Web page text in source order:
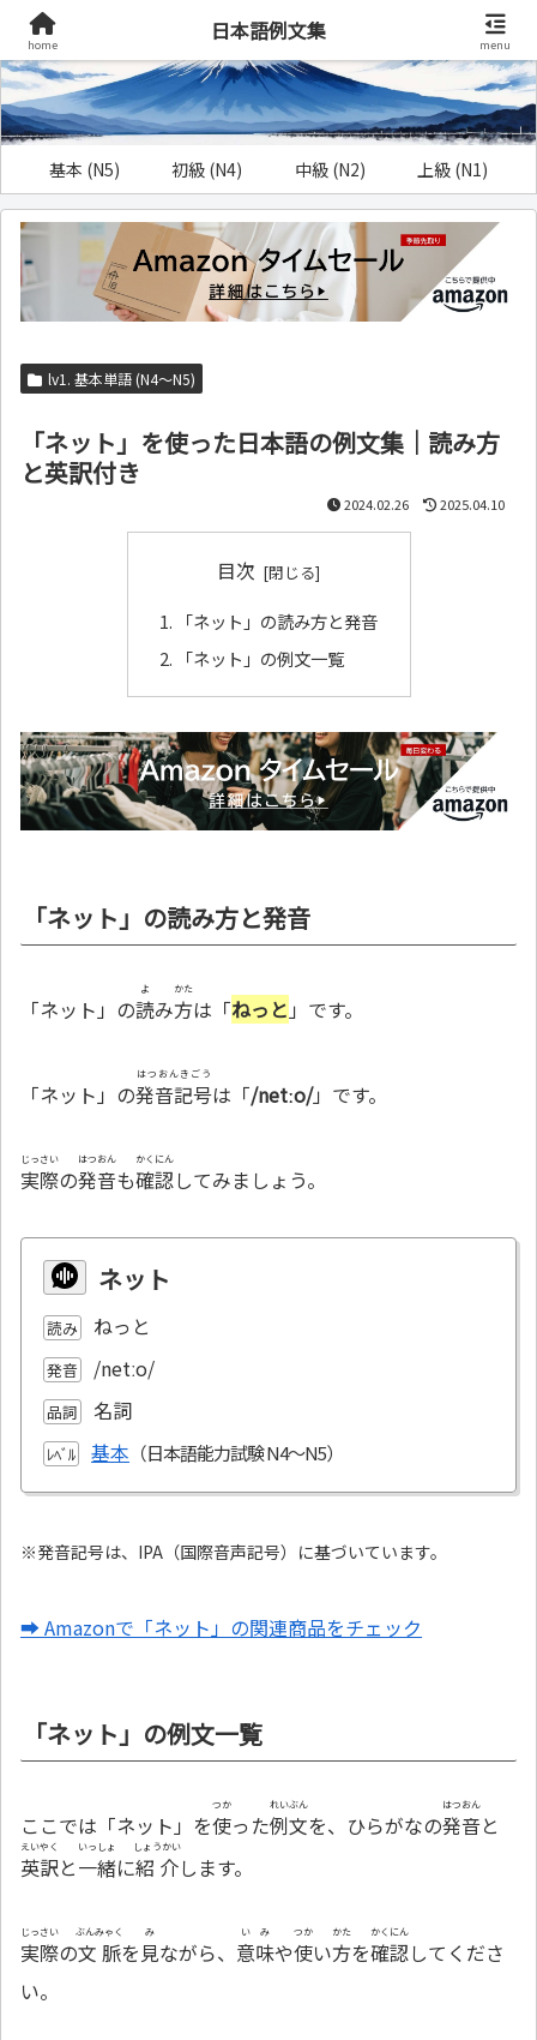
基本 (N5) 初級 (N4) 中級 (N2) 上級 (N1)
lv1. 基本単語 (N4～N5)
「ネット」を使った日本語の例文集｜読み方
と英訳付き
2024.02.26 2025.04.10
目次
「ネット」の読み方と発音
「ネット」の例文一覧
「ネット」の読み方と発音
「ネット」の読
よ
み方
かた
は「ねっと 」です。
「ネット」の発音記号
はつおんきごう
は「/netːo/」です。
実際
じっさい
の発音
はつおん
も確認
かくにん
してみましょう。
ネット
読み ねっと
発音 /netːo/
品詞 名詞
ﾚﾍﾞﾙ 基本
※発音記号は、IPA（国際音声記号）に基づいています。
➡ Amazonで「ネット」の関連商品をチェック
「ネット」の例文一覧
ここでは「ネット」を使
つか
った例文
れいぶん
を、ひらがなの発音
はつおん
と
英訳
えいやく
と一緒
いっしょ
に紹介
しょうかい
します。
実際
じっさい
の文脈
ぶんみゃく
を見
み
ながら、 意味
いみ
や使
つか
い方
かた
を確認
かくにん
してくださ
い。
home
日本語例文集
menu